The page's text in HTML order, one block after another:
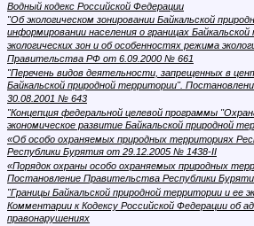
Водный кодекс Российской Федерации
"Об экологическом зонировании Байкальской
информировании населения о границах
экологических зон и об особенностях режима
Правительства РФ от 6.09.2000 № 661
"Перечень видов деятельности, запрещенных в
Байкальской природной территории".
30.08.2001 № 643
"Концепция федеральной целевой программы
экономическое развитие Байкальской природной
«Об особо охраняемых природных территориях
Республики Бурятия от 29.12.2005 № 1438-II
«Порядок охраны особо охраняемых природных
Постановление Правительства Республики
"Границы Байкальской природной территории и ее
Комментарии к Кодексу Российской Федерации об
правонарушениях